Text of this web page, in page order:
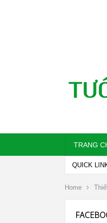
TRANG
QUICK
Home